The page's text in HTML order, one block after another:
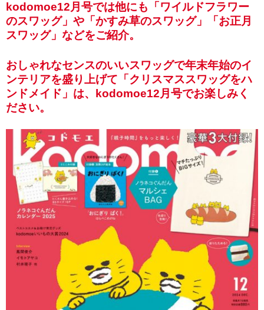
kodomoe12月号では他にも「ワイルドフラワー
のスワッグ」や「かすみ草のスワッグ」「お正月
スワッグ」などをご紹介。
おしゃれなセンスのいいスワッグで年末年始のイ
ンテリアを盛り上げて「クリスマススワッグをハ
ンドメイド」は、kodomoe12月号でお楽しみく
ださい。